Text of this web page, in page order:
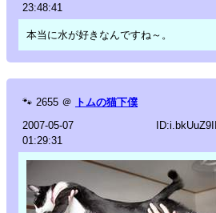
23:48:41
本当に水が好きなんですね～。
🐾 2655 ＠ トムの猫下僕
2007-05-07
01:29:31
ID:i.bkUuZ9II